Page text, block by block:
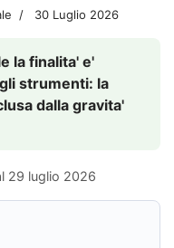
30 Luglio 2026
la finalita' e'
strumenti: la
dalla gravita'
29 luglio 2026